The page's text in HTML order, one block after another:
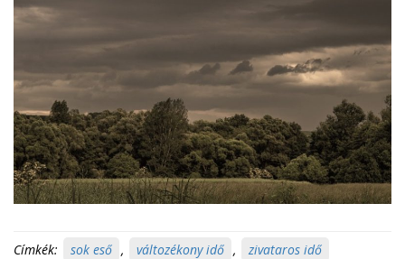
Címkék: sok eső , változékony idő , zivataros idő